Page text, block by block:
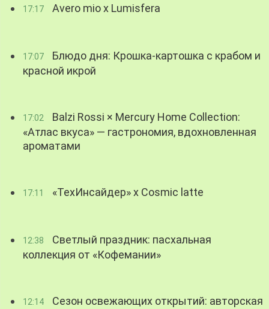
17:17 Avero mio x Lumisfera
17:07
Блюдо дня: Крошка-картошка с крабом и
красной икрой
17:02
Balzi Rossi × Mercury Home Collection:
«Атлас вкуса» — гастрономия, вдохновленная
ароматами
17:11 «ТехИнсайдер» х Cosmic latte
12:38
Светлый праздник: пасхальная
коллекция от «Кофемании»
12:14
Сезон освежающих открытий: авторская